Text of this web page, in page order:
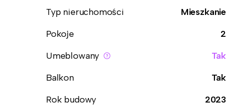
Typ nieruchomości Mieszkanie
Pokoje
2
Umeblowany
Tak
Balkon
Tak
Rok budowy
2023